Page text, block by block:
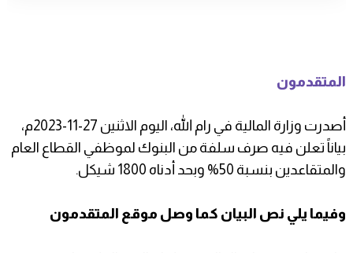
المتقدمون
أصدرت وزارة المالية في رام الله، اليوم الاثنين 27-11-2023م،
بياناً تعلن فيه صرف سلفة من البنوك لموظفي القطاع العام
والمتقاعدين بنسبة 50% وبحد أدناه 1800 شيكل.
وفيما يلي نص البيان كما وصل موقع المتقدمون